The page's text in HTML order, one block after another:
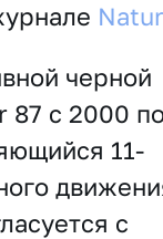
черной
87 с 2000
11-
с